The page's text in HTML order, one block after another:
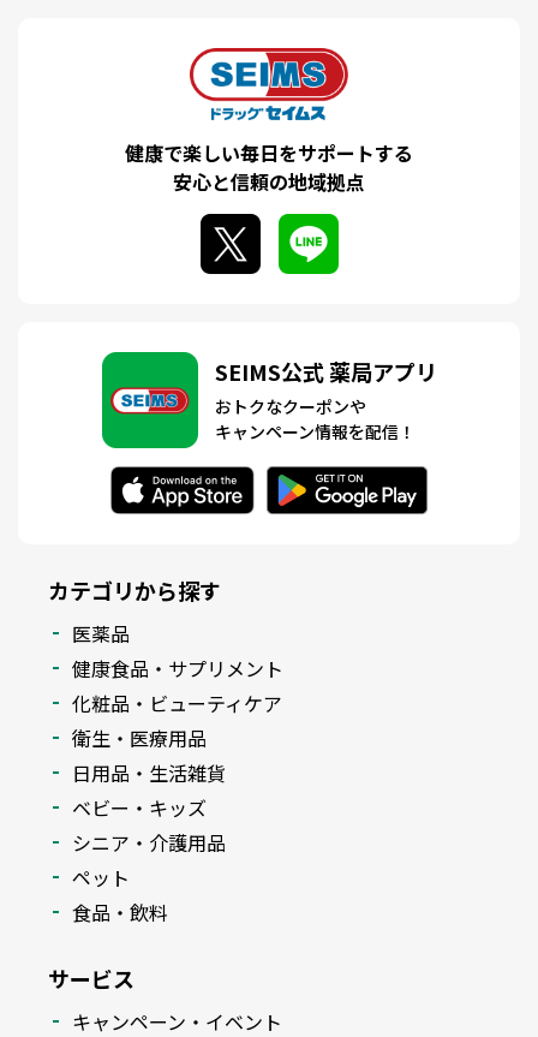
健康で楽しい毎日をサポートする
安心と信頼の地域拠点
SEIMS公式 薬局アプリ
おトクなクーポンや
キャンペーン情報を配信！
カテゴリから探す
医薬品
健康食品・サプリメント
化粧品・ビューティケア
衛生・医療用品
日用品・生活雑貨
ベビー・キッズ
シニア・介護用品
ペット
食品・飲料
サービス
キャンペーン・イベント